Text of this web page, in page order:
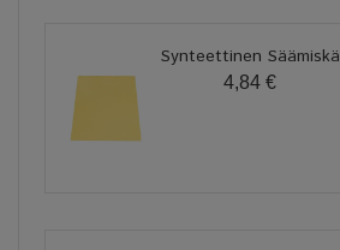
Synteettinen Säämiskä
4,84 €